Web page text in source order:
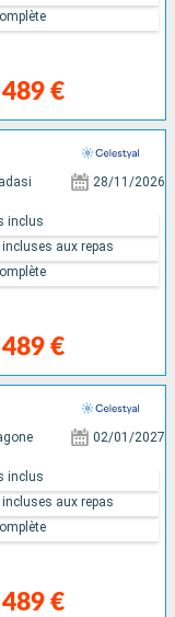
489 €
28/11/2026
489 €
inclus
aux repas
02/01/2027
489 €
inclus
aux repas